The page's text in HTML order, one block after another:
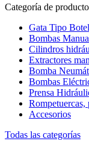
Categoría de
Gata Tipo
Bombas
Cilindros
Extractores
Bomba
Bombas
Prensa
Rompetuercas,
Accesorios
Todas las categorías